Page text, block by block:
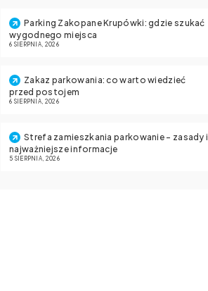
Parking Zakopane Krupówki: gdzie szukać
wygodnego miejsca
6 SIERPNIA, 2026
Zakaz parkowania: co warto wiedzieć
przed postojem
6 SIERPNIA, 2026
Strefa zamieszkania parkowanie – zasady i
najważniejsze informacje
5 SIERPNIA, 2026